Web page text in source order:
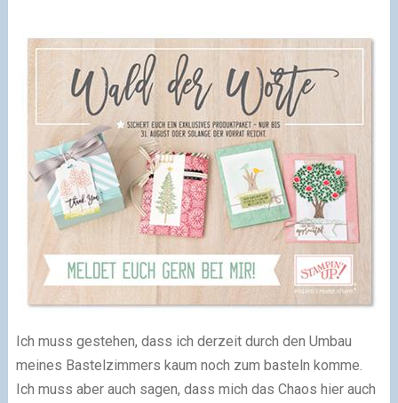
Ich muss gestehen, dass ich derzeit durch den Umbau
meines Bastelzimmers kaum noch zum basteln komme.
Ich muss aber auch sagen, dass mich das Chaos hier auch